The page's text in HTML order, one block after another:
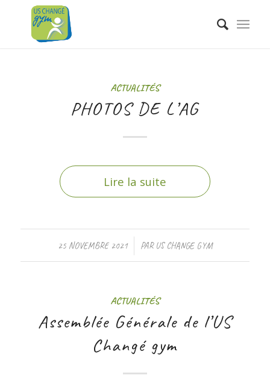
ACTUALITÉS
PHOTOS DE L’AG
Lire la suite
25 NOVEMBRE 2021
/ PAR US CHANGE GYM
ACTUALITÉS
Assemblée Générale de l’US
Changé gym